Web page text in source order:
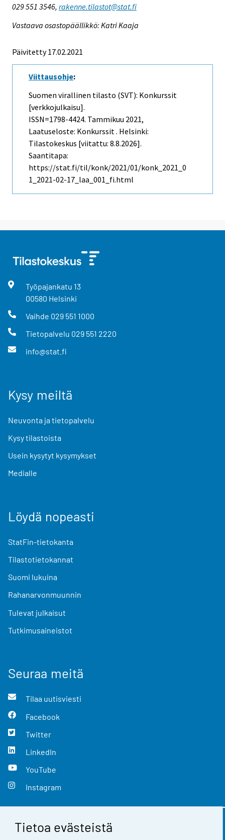
Tietoa evästeistä
029 551 3546, rakenne.tilastot@stat.fi
Vastaava osastopäällikkö: Katri Kaaja
Päivitetty 17.02.2021
Viittausohje:
Suomen virallinen tilasto (SVT): Konkurssit
[verkkojulkaisu].
ISSN=1798-4424. Tammikuu 2021,
Laatuseloste: Konkurssit . Helsinki:
Tilastokeskus [viitattu: 8.8.2026].
Saantitapa:
https://stat.fi/til/konk/2021/01/konk_2021_0
1_2021-02-17_laa_001_fi.html
Työpajankatu 13
00580 Helsinki
Vaihde 029 551 1000
Tietopalvelu 029 551 2220
info@stat.fi
Kysy meiltä
Neuvonta ja tietopalvelu
Kysy tilastoista
Usein kysytyt kysymykset
Medialle
Löydä nopeasti
StatFin-tietokanta
Tilastotietokannat
Suomi lukuina
Rahanarvonmuunnin
Tulevat julkaisut
Tutkimusaineistot
Seuraa meitä
Tilaa uutisviesti
Facebook
Twitter
LinkedIn
YouTube
Instagram
Yhteystiedot